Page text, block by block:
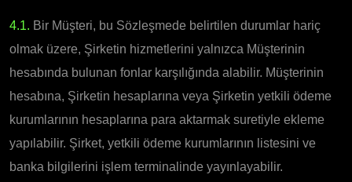
4.1. Bir Müşteri, bu Sözleşmede belirtilen durumlar hariç
olmak üzere, Şirketin hizmetlerini yalnızca Müşterinin
hesabında bulunan fonlar karşılığında alabilir. Müşterinin
hesabına, Şirketin hesaplarına veya Şirketin yetkili ödeme
kurumlarının hesaplarına para aktarmak suretiyle ekleme
yapılabilir. Şirket, yetkili ödeme kurumlarının listesini ve
banka bilgilerini işlem terminalinde yayınlayabilir.